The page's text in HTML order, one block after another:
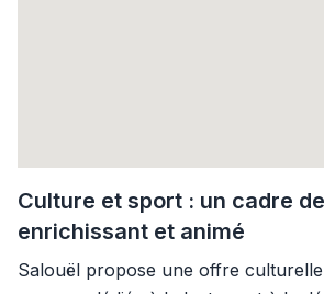
Culture et sport : un cadre
enrichissant et animé
Salouël propose une offre